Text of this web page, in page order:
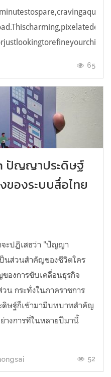
65
ปัญญาประดิษฐ์
องระบบสื่อไทย
จะปฏิเสธว่า "ปัญญา
นส่วนสำคัญของชีวิตใคร
องการขับเคลื่อนธุรกิจ
น กระทั่งในภาคราชการ
ดิษฐ์ก็เข้ามามีบทบาทสำคัญ
างการที่ในหลายปีมานี้
52